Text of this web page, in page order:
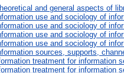
and general aspects of
use and sociology of
use and sociology of
use and sociology of
use and sociology of
sources, supports,
treatment for information
treatment for information